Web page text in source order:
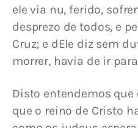
ele via nu, ferido,
desprezo de todos, e
Cruz; e dEle diz sem
morrer, havia de ir
Disto entendemos
que o reino de Cristo